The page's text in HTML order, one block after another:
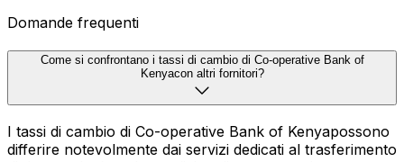
Domande frequenti
Come si confrontano i tassi di cambio di Co-operative Bank of
Kenyacon altri fornitori?
I tassi di cambio di Co-operative Bank of Kenyapossono
differire notevolmente dai servizi dedicati al trasferimento